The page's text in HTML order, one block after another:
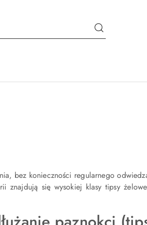
bez konieczności regularnego
znajdują się wysokiej klasy tipsy